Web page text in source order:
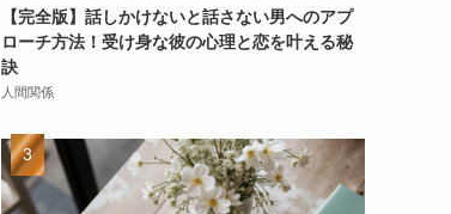
【完全版】話しかけないと話さない男へのアプ
ローチ方法！受け身な彼の心理と恋を叶える秘
訣
人間関係